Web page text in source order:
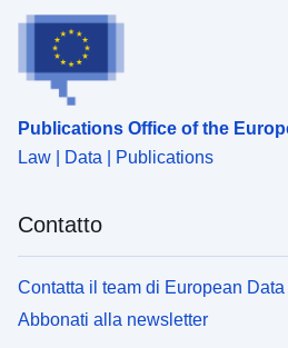
Publications Office of the
Law | Data | Publications
Contatto
Contatta il team di European Data
Abbonati alla newsletter